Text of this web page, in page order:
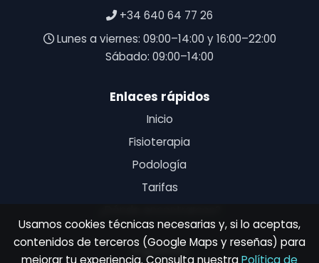
+34 640 64 77 26
Lunes a viernes: 09:00–14:00 y 16:00–22:00
Sábado: 09:00–14:00
Enlaces rápidos
Inicio
Fisioterapia
Podología
Tarifas
Síguenos
Usamos cookies técnicas necesarias y, si lo aceptas,
contenidos de terceros (Google Maps y reseñas) para
mejorar tu experiencia. Consulta nuestraPolítica de